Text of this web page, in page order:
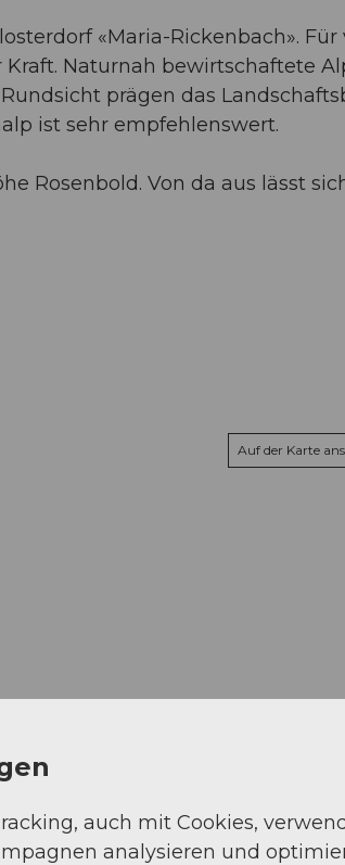
«Maria-Rickenbach». Für
Naturnah bewirtschaftete
prägen das
ist sehr empfehlenswert.
Rosenbold. Von da aus lässt
Auf der Karte
auch mit Cookies,
analysieren und